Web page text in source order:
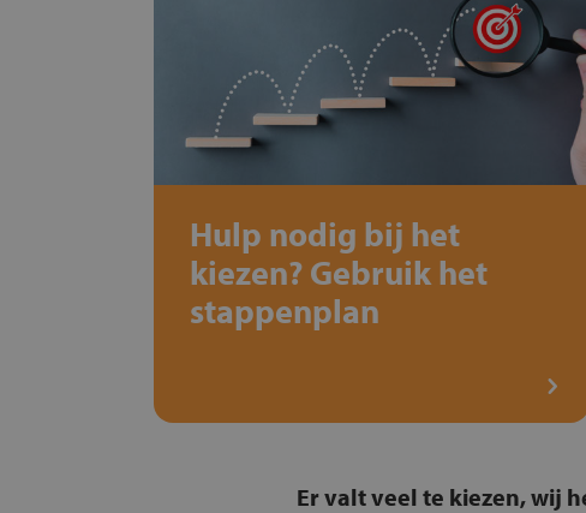
Hulp nodig bij het
kiezen? Gebruik het
stappenplan
Er valt veel te kiezen, wij